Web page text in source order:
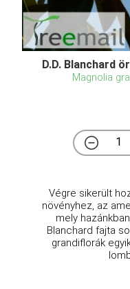
D.D. Blanchard
Magnolia
Végre sikerült
növényhez, az
mely
Blanchard fajta
grandiflorák